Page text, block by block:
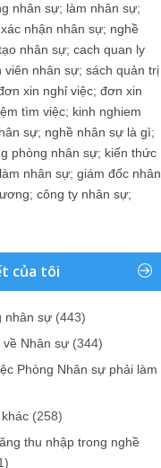
nhân sự; làm nhân sự;
xác nhận nhân sự; nghề
nhân sự; cach quan ly
viên nhân sự; sách quản trị
xin nghỉ việc; đơn xin
tìm việc; kinh nghiem
sự; nghề nhân sự là gì;
phòng nhân sự; kiến thức
nhân sự; giám đốc nhân
; công ty nhân sự;
của tôi
nhân sự (443)
về Nhân sự (344)
Phòng Nhân sự phải làm
(258)
thu nhập trong nghề